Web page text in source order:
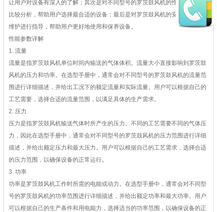
让用户对设备有深入的了解；其次是对不同型号的罗茨鼓风机的性能参数进行
比较分析，帮助用户选择最合适的设备；最后是对罗茨鼓风机的安装、运行和
维护进行指导，帮助用户更好地使用和保养设备。
性能参数详解
1. 流量
流量是指罗茨鼓风机单位时间内输送的气体体积。流量大小直接影响到罗茨鼓
风机的压力和功率。在选型手册中，通常会对不同型号的罗茨鼓风机的流量范
围进行详细描述，并给出工况下的额定流量和实际流量。用户可以根据自己的
工艺需要，选择合适的流量范围，以满足具体的生产需求。
2. 压力
压力是指罗茨鼓风机输送气体时所产生的压力。不同的工艺需要不同的气体压
力，因此在选型手册中，通常会对不同型号的罗茨鼓风机的压力范围进行详细
描述，并给出额定压力和最大压力。用户可以根据自己的工艺需求，选择合适
的压力范围，以确保设备的正常运行。
3. 功率
功率是罗茨鼓风机工作时所需的电能或动力。在选型手册中，通常会对不同型
号的罗茨鼓风机的功率范围进行详细描述，并给出额定功率和最大功率。用户
可以根据自己的生产条件和用电能力，选择适当的功率范围，以确保设备的正